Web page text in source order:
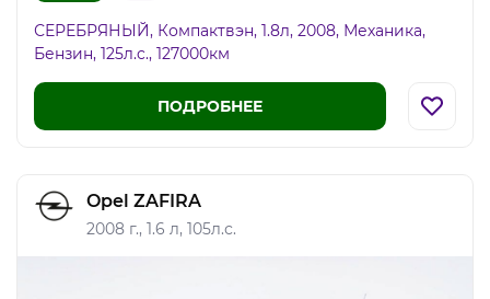
СЕРЕБРЯНЫЙ, Компактвэн, 1.8л, 2008, Механика,
Бензин, 125л.c., 127000км
ПОДРОБНЕЕ
Opel ZAFIRA
2008 г., 1.6 л, 105л.с.